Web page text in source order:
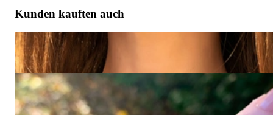
Kunden kauften auch
Halskette "Orbit" mit Blautopas und Brillanten
1.600,00 €
Ring "Orbit" mit Citrin und Brillanten
2.000,00 €